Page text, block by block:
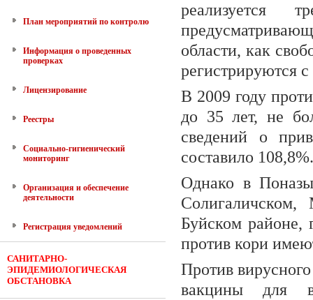
План мероприятий по контролю
Информация о проведенных
проверках
Лицензирование
Реестры
Социально-гигиенический
мониторинг
Организация и обеспечение
деятельности
Регистрация уведомлений
САНИТАРНО-
ЭПИДЕМИОЛОГИЧЕСКАЯ
ОБСТАНОВКА
реализуется
области, как
регистрируются с
В 2009 году
до 35 лет, не
сведений о
составило 108,8%.
Однако в
Буйском районе,
против кори
Против
вакцины для